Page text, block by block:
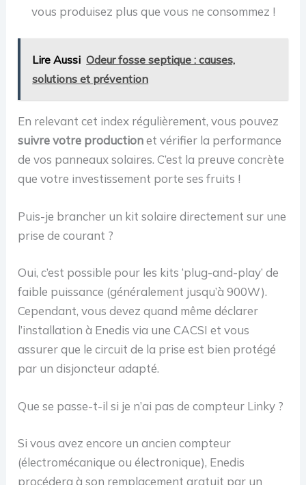
vous produisez plus que vous ne consommez !
Lire Aussi Odeur fosse septique : causes,
solutions et prévention
En relevant cet index régulièrement, vous pouvez
suivre votre productionet vérifier la performance
de vos panneaux solaires. C’est la preuve concrète
que votre investissement porte ses fruits !
Puis-je brancher un kit solaire directement sur une
prise de courant ?
Oui, c’est possible pour les kits ‘plug-and-play’ de
faible puissance (généralement jusqu’à 900W).
Cependant, vous devez quand même déclarer
l’installation à Enedis via une CACSI et vous
assurer que le circuit de la prise est bien protégé
par un disjoncteur adapté.
Que se passe-t-il si je n’ai pas de compteur Linky ?
Si vous avez encore un ancien compteur
(électromécanique ou électronique), Enedis
procédera à son remplacement gratuit par un